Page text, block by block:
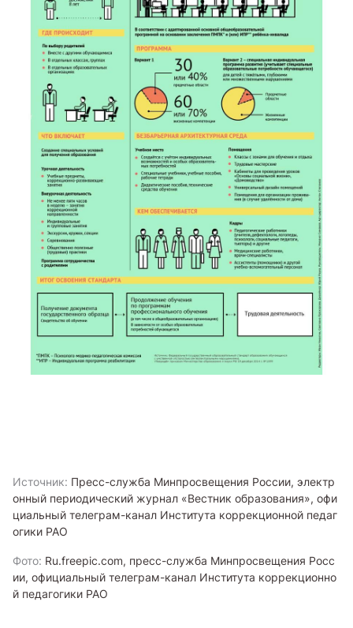
Источник: Пресс-служба Минпросвещения России, электр
онный периодический журнал «Вестник образования», офи
циальный телеграм-канал Института коррекционной педаг
огики РАО
Фото: Ru.freepic.com, пресс-служба Минпросвещения Росс
ии, официальный телеграм-канал Института коррекционно
й педагогики РАО